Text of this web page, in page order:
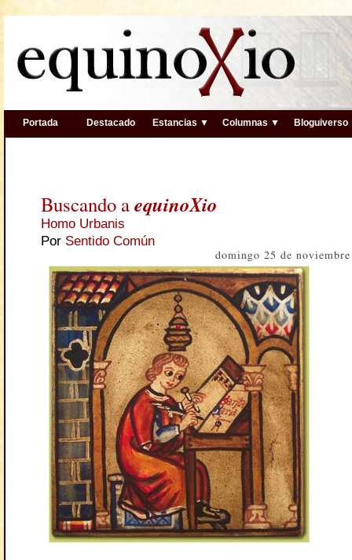
Portada Destacado Estancias ▼ Columnas ▼ Bloguiverso
Buscando aequinoXio
Homo Urbanis
Por Sentido Común
domingo 25 de